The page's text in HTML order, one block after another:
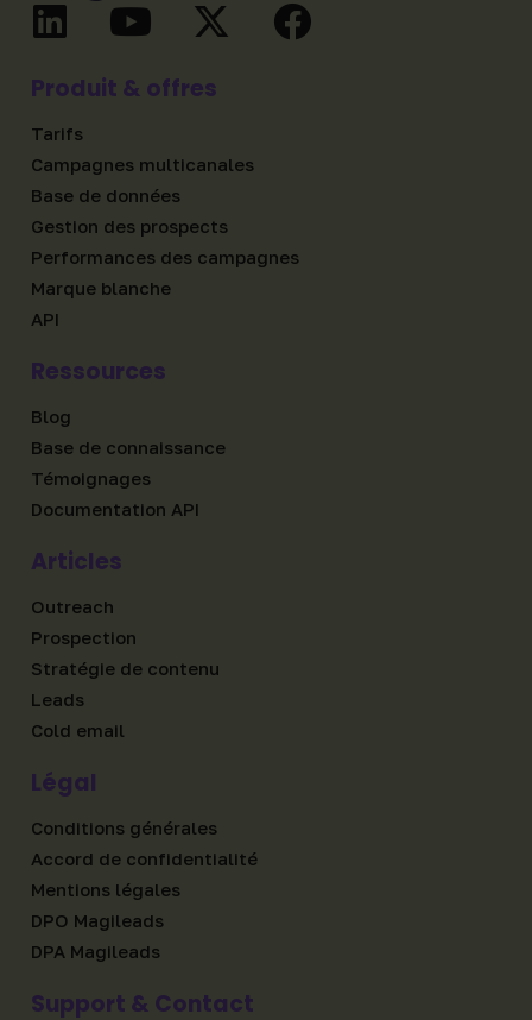
Produit & offres
Tarifs
Campagnes multicanales
Base de données
Gestion des prospects
Performances des campagnes
Marque blanche
API
Ressources
Blog
Base de connaissance
Témoignages
Documentation API
Articles
Outreach
Prospection
Stratégie de contenu
Leads
Cold email
Légal
Conditions générales
Accord de confidentialité
Mentions légales
DPO Magileads
DPA Magileads
Support & Contact